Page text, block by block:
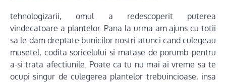
tehnologizarii, omul a redescoperit puterea
vindecatoare a plantelor. Pana la urma am ajuns cu totii
sa le dam dreptate bunicilor nostri atunci cand culegeau
musetel, codita soricelului si matase de porumb pentru
a-si trata afectiunile. Poate ca tu nu mai ai vreme sa te
ocupi singur de culegerea plantelor trebuincioase, insa